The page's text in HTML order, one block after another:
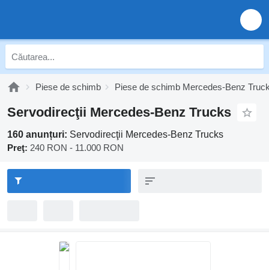
Piese de schimb Piese de schimb Mercedes-Benz
Servodirecţii Mercedes-Benz Trucks
160 anunțuri: Servodirecţii Mercedes-Benz Trucks
Preţ: 240 RON - 11.000 RON